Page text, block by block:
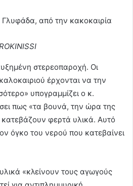
από την κακοκαιρία
στερεοπαροχή. Οι
έρχονται να την
υπογραμμίζει ο κ.
πως «τα βουνά, την ώρα της
φερτά υλικά. Αυτό
όγκο του νερού που κατεβαίνει
«κλείνουν τους αγωγούς